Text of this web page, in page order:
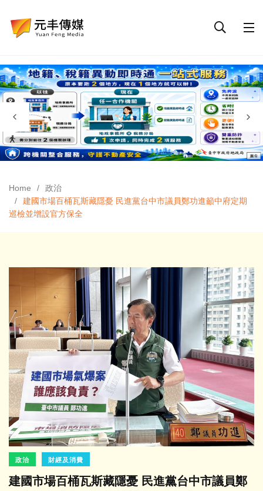
Home
政治
建國市場百桶瓦斯藏隱憂 民進黨台中市議員鄭功進籲中府定期
巡檢並增設官方保全
政治 財經及消費
建國市場百桶瓦斯藏隱憂 民進黨台中市議員鄭